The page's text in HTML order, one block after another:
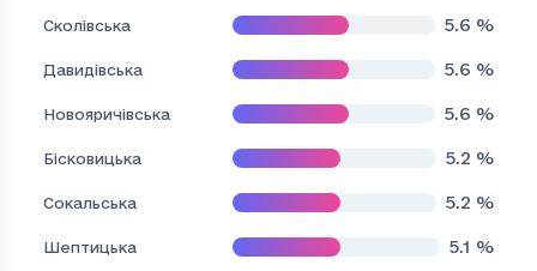
Сколівська 5.6 %
Давидівська 5.6 %
Новояричівська 5.6 %
Бісковицька 5.2 %
Сокальська 5.2 %
Шептицька 5.1 %